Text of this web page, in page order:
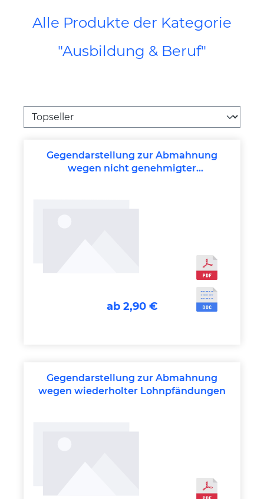
Alle Produkte der Kategorie
"Ausbildung & Beruf"
Gegendarstellung zur Abmahnung
wegen nicht genehmigter
ab 2,90 €
Gegendarstellung zur Abmahnung
wegen wiederholter Lohnpfändungen